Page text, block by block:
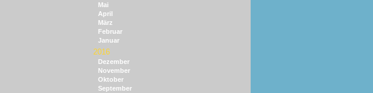
Mai
April
März
Februar
Januar
2016
Dezember
November
Oktober
September